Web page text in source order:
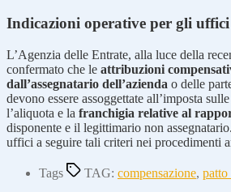
Indicazioni operative per gli
L’Agenzia delle Entrate, alla luce della
confermato che le attribuzioni
dall’assegnatario dell’azienda o delle
devono essere assoggettate all’imposta
l’aliquota e la franchigia relative al
disponente e il legittimario non
uffici a seguire tali criteri nei procedimenti
Tags TAG: compensazione,